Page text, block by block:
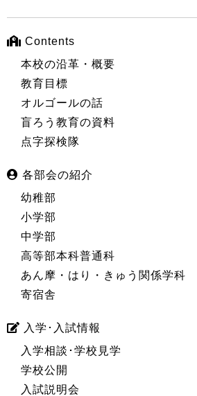
Contents
本校の沿革・概要
教育目標
オルゴールの話
盲ろう教育の資料
点字探検隊
各部会の紹介
幼稚部
小学部
中学部
高等部本科普通科
あん摩・はり・きゅう関係学科
寄宿舎
入学･入試情報
入学相談･学校見学
学校公開
入試説明会